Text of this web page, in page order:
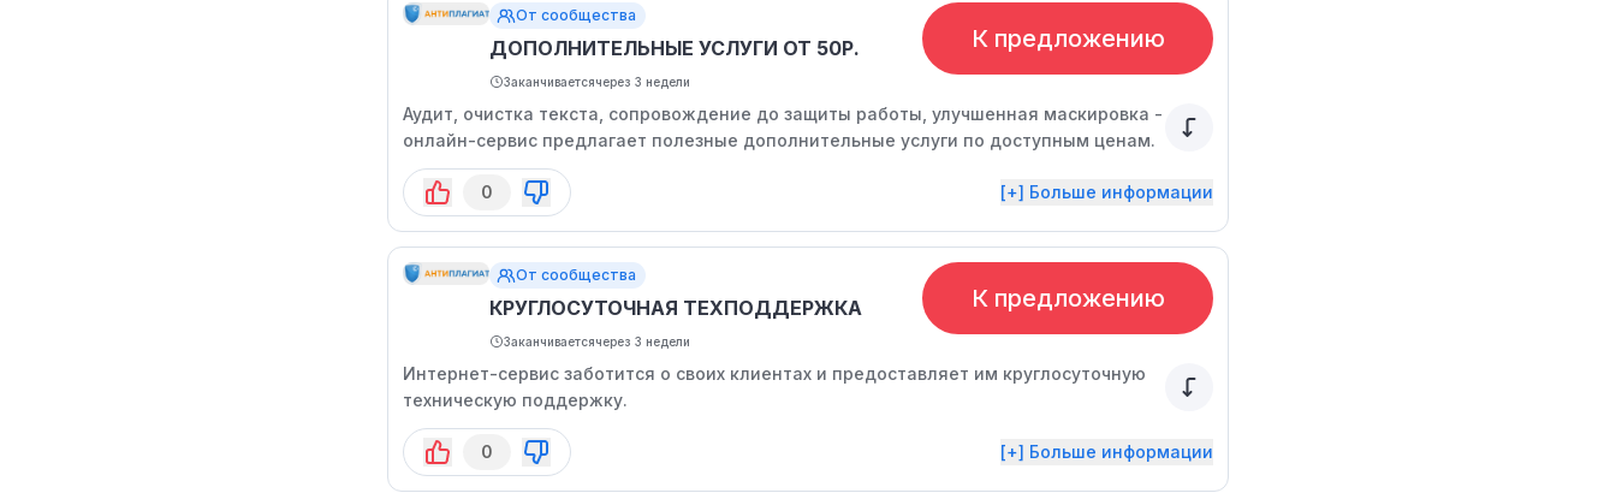
От сообщества
ДОПОЛНИТЕЛЬНЫЕ УСЛУГИ ОТ 50Р.
Заканчиваетсячерез 3 недели
К предложению
Аудит, очистка текста, сопровождение до защиты работы, улучшенная маскировка -
онлайн-сервис предлагает полезные дополнительные услуги по доступным ценам.
0 [+] Больше информации
От сообщества
КРУГЛОСУТОЧНАЯ ТЕХПОДДЕРЖКА
Заканчиваетсячерез 3 недели
К предложению
Интернет-сервис заботится о своих клиентах и предоставляет им круглосуточную
техническую поддержку.
0 [+] Больше информации